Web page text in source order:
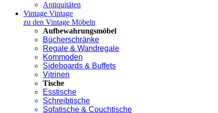
Antiquitäten
Vintage Vintage
zu den Vintage Möbeln
Aufbewahrungsmöbel
Bücherschränke
Regale & Wandregale
Kommoden
Sideboards & Buffets
Vitrinen
Tische
Esstische
Schreibtische
Sofatische & Couchtische